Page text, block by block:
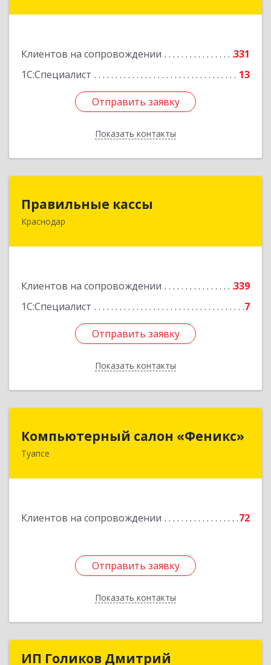
Клиентов на сопровождении
331
1С:Специалист
13
Отправить заявку
Показать контакты
Отправить заявку
Назад
Правильные кассы
Краснодар
Клиентов на сопровождении
339
1С:Специалист
7
Отправить заявку
Показать контакты
350075, Краснодарский край, Краснодар г, им
Отправить заявку
Назад
Компьютерный салон «Феникс»
Туапсе
Клиентов на сопровождении 72
Отправить заявку
Показать контакты
Компьютерный салон «Феникс»
352800, Краснодарский край, Туапсинский р-н,
Отправить заявку
Назад
ИП Голиков ДмитрийИП Голиков Дмитрий